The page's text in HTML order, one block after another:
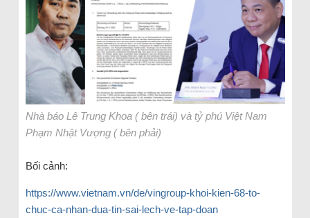
Nhà báo Lê Trung Khoa ( bên trái) và tỷ phú Việt Nam
Phạm Nhật Vượng ( bên phải)
Bối cảnh:
https://www.vietnam.vn/de/vingroup-khoi-kien-68-to-
chuc-ca-nhan-dua-tin-sai-lech-ve-tap-doan